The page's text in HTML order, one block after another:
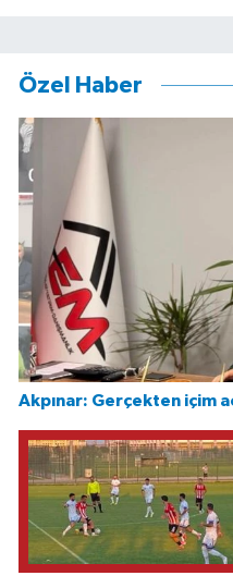
Özel Haber
Akpınar: Gerçekten içim